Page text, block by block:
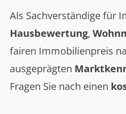
Als Sachverständige für
Hausbewertung,
fairen Immobilienpreis
ausgeprägten
Fragen Sie nach einen